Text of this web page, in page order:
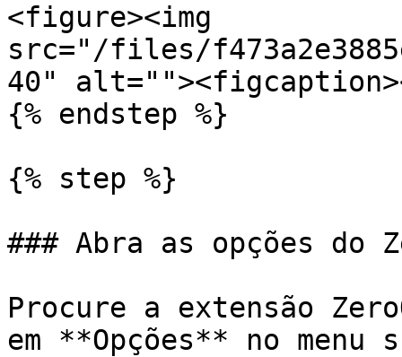
<figure><img
src="/files/
40"
{% endstep %}
{% step %}
### Abra as opções do
Procure a extensão
em **Opções** no menu